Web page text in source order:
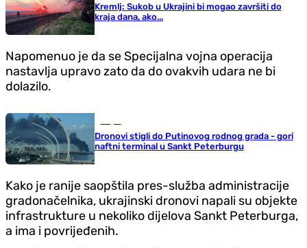
Kremlj: Sukob u Ukrajini bi mogao završiti do
kraja dana, ako...
Napomenuo je da se Specijalna vojna operacija
nastavlja upravo zato da do ovakvih udara ne bi
dolazilo.
Dronovi stigli do Putinovog rodnog grada - gori
naftni terminal u Sankt Peterburgu
Kako je ranije saopštila pres-služba administracije
gradonačelnika, ukrajinski dronovi napali su objekte
infrastrukture u nekoliko dijelova Sankt Peterburga,
a ima i povrijeđenih.